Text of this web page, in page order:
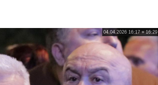
04.04.2026 16:17 » 16:29